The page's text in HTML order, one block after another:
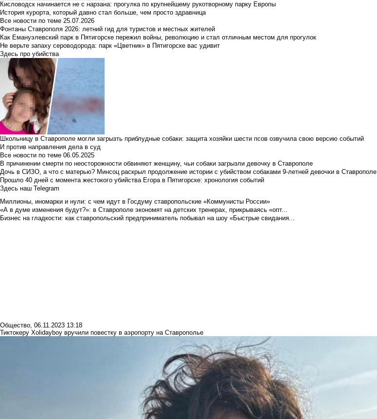
Кисловодск начинается не с нарзана: прогулка по крупнейшему рукотворному парку Европы
История курорта, который давно стал больше, чем просто здравница
Все новости по теме 25.07.2026
Фонтаны Ставрополя 2026: летний гид для туристов и местных жителей
Как Емануэлевский парк в Пятигорске пережил войны, революцию и стал отличным местом для прогулок
Не верьте запаху сероводорода: парк «Цветник» в Пятигорске вас удивит
Здесь про убийства
Школьницу в Ставрополе могли загрызть приблудные собаки: защита хозяйки шести псов озвучила свою версию событий
И против направления дела в суд
Все новости по теме 06.05.2025
В причинении смерти по неосторожности обвиняют женщину, чьи собаки загрызли девочку в Ставрополе
Дочь в СИЗО, а что с матерью? Минсоц раскрыл продолжение истории с убийством собаками 9-летней девочки в Ставрополе
Прошло 40 дней с момента жестокого убийства Егора в Пятигорске: хронология событий
Здесь наш Telegram
Миллионы, иномарки и нули: с чем идут в Госдуму ставропольские «Коммунисты России»
«А в думе изменения будут?»: в Ставрополе экономят на детских тренерах, прикрываясь «опт...
Бизнес на гладкости: как ставропольский предприниматель побывал на шоу «Быстрые свидания...
Общество, 06.11.2023 13:18
Тиктокеру Xolidayboy вручили повестку в аэропорту на Ставрополье